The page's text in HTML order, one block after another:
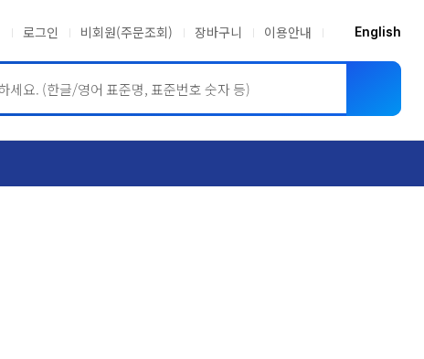
로그인 비회원(주문조회) 장바구니 이용안내 English